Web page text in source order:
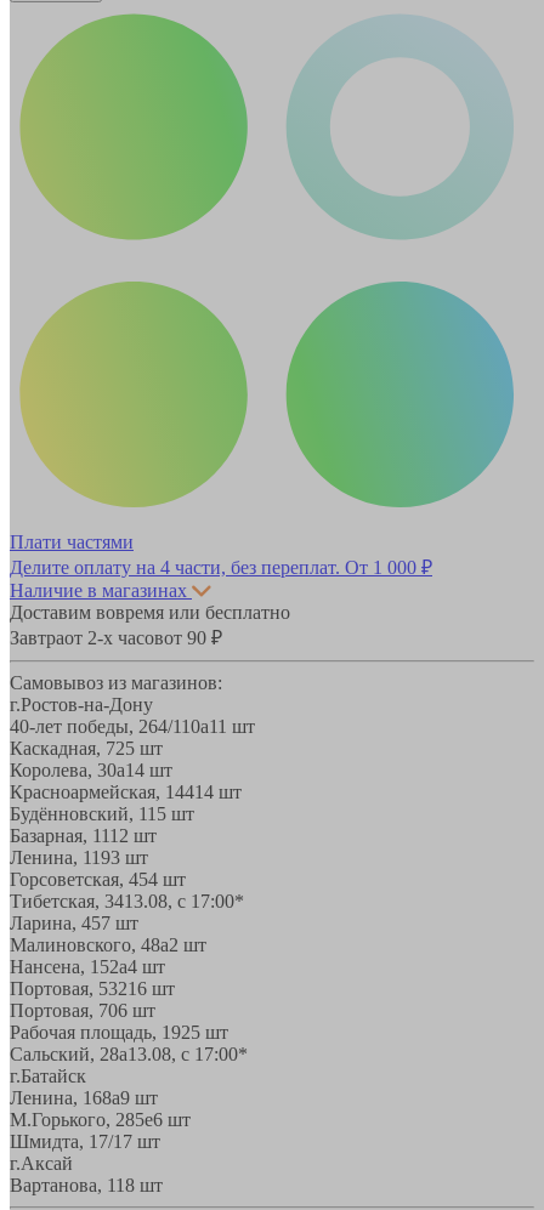
Плати частями
Делите оплату на 4 части, без переплат. От 1 000 ₽
Наличие в магазинах
Доставим вовремя или бесплатно
Завтраот 2-х часовот 90 ₽
Самовывоз из магазинов:
г.Ростов-на-Дону
40-лет победы, 264/110а11 шт
Каскадная, 725 шт
Королева, 30а14 шт
Красноармейская, 14414 шт
Будённовский, 11 5 шт
Базарная, 1112 шт
Ленина, 1193 шт
Горсоветская, 454 шт
Тибетская, 3413.08, с 17:00*
Ларина, 457 шт
Малиновского, 48а2 шт
Нансена, 152а4 шт
Портовая, 53216 шт
Портовая, 706 шт
Рабочая площадь, 1925 шт
Сальский, 28a13.08, с 17:00*
г.Батайск
Ленина, 168а9 шт
М.Горького, 285е6 шт
Шмидта, 17/1 7 шт
г.Аксай
Вартанова, 118 шт